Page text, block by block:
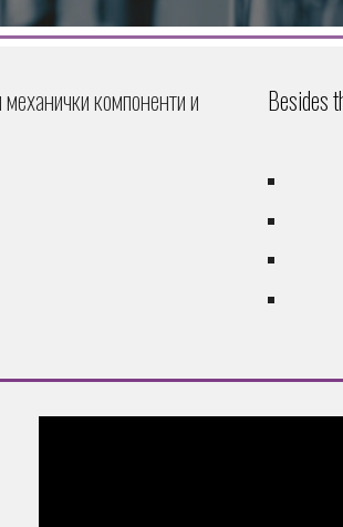
компоненти и
Besides